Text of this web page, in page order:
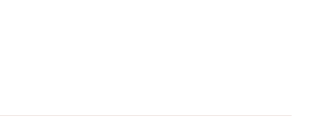
täglichen Aufnahme von 250 mg DHA ein.